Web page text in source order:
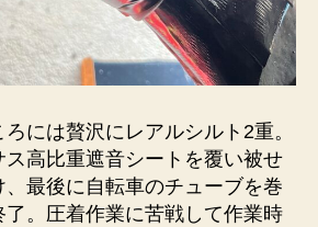
には贅沢にレアルシルト2重。
ス高比重遮音シートを覆い被せ
、最後に自転車のチューブを巻
了。圧着作業に苦戦して作業時